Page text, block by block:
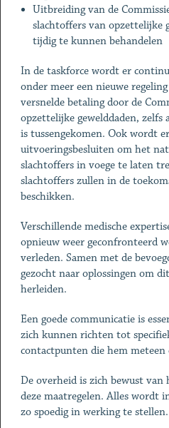
Uitbreiding van de
slachtoffers van opzettelijke
tijdig te kunnen behandelen
In de taskforce wordt er
onder meer een nieuwe
versnelde betaling door de
opzettelijke gewelddaden, zelfs
is tussengekomen. Ook wordt
uitvoeringsbesluiten om het
slachtoffers in voege te laten
slachtoffers zullen in de
beschikken.
Verschillende medische
opnieuw weer geconfronteerd
verleden. Samen met de
gezocht naar oplossingen om
herleiden.
Een goede communicatie is
zich kunnen richten tot
contactpunten die hem meteen
De overheid is zich bewust
deze maatregelen. Alles wordt
zo spoedig in werking te stellen.